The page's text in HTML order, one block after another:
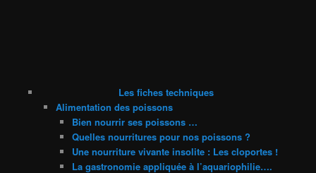
Les fiches techniques
Alimentation des poissons
Bien nourrir ses poissons …
Quelles nourritures pour nos poissons ?
Une nourriture vivante insolite : Les cloportes !
La gastronomie appliquée à l’aquariophilie….